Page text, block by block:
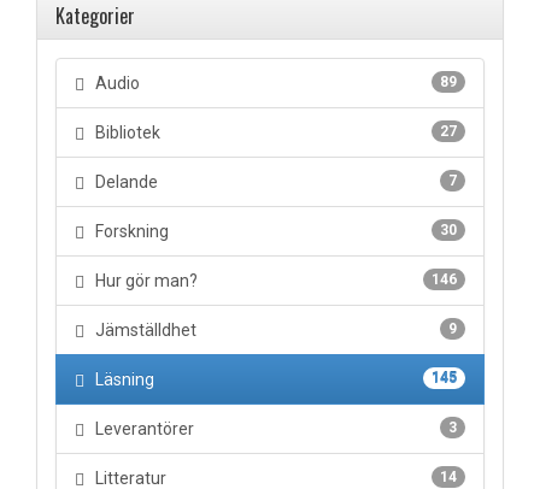
Kategorier
89
Audio
27
Bibliotek
7
Delande
30
Forskning
146
Hur gör man?
9
Jämställdhet
145
Läsning
3
Leverantörer
14
Litteratur